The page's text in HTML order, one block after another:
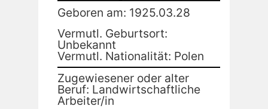
Geboren am: 1925.03.28
Vermutl. Geburtsort:
Unbekannt
Vermutl. Nationalität: Polen
Zugewiesener oder alter
Beruf: Landwirtschaftliche
Arbeiter/in